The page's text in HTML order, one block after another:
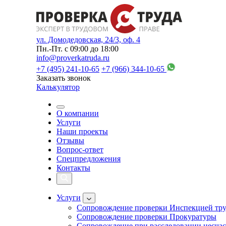
ул. Домодедовская, 24/3, оф. 4
Пн.-Пт. с 09:00 до 18:00
info@proverkatruda.ru
+7 (495) 241-10-65 +7 (966) 344-10-65
Заказать звонок
Калькулятор
О компании
Услуги
Наши проекты
Отзывы
Вопрос-ответ
Спецпредложения
Контакты
Услуги
Сопровождение проверки Инспекцией
Сопровождение проверки Прокуратуры